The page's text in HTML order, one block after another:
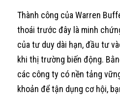
Thành công của Warren
thoái trước đây là minh
của tư duy dài hạn, đầu tư
khi thị trường biến động.
các công ty có nền tảng
khoản để tận dụng cơ hội,